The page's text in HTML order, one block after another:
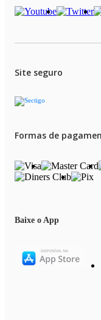
Site seguro
Formas de
Baixe o App